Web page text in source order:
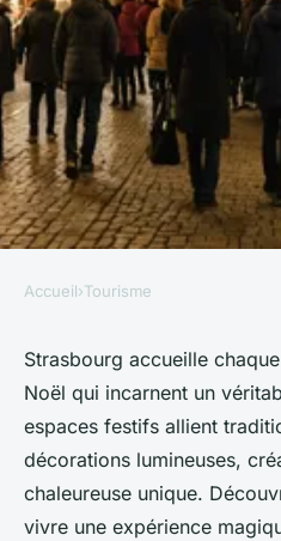
Découverte des
noël à
expérience
Mathilde•24 novembre 2025•
Accueil›Tourisme
Strasbourg accueille
Noël qui incarnent un
espaces festifs allient
décorations lumineuses,
chaleureuse unique.
vivre une expérience